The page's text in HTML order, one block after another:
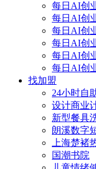
每日AI创
每日AI创
每日AI创
每日AI创
每日AI创
每日AI创
找加盟
24小时自
设计商业
新型餐具
朗溪数字
上海楚褚
国潮书院